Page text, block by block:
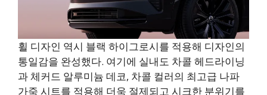
휠 디자인 역시 블랙 하이그로시를 적용해 디자인의
통일감을 완성했다. 여기에 실내도 차콜 헤드라이닝
과 체커드 알루미늄 데코, 차콜 컬러의 최고급 나파
가죽 시트를 적용해 더욱 절제되고 시크한 분위기를